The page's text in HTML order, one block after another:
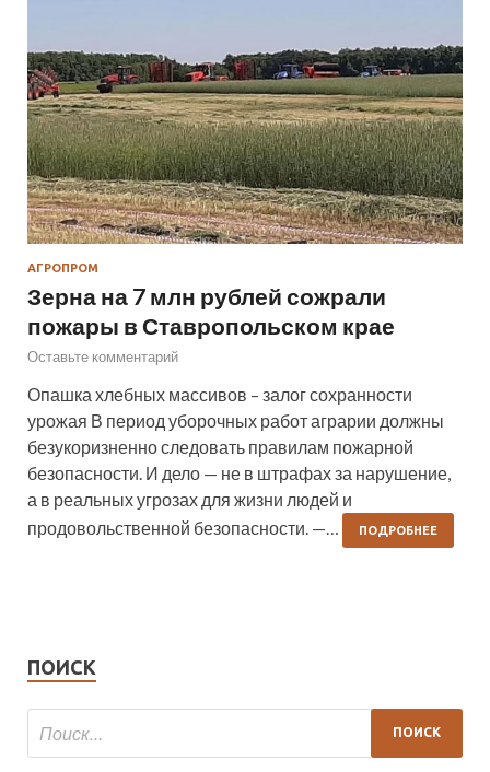
АГРОПРОМ
Зерна на 7 млн рублей сожрали
пожары в Ставропольском крае
Оставьте комментарий
Опашка хлебных массивов – залог сохранности
урожая В период уборочных работ аграрии должны
безукоризненно следовать правилам пожарной
безопасности. И дело — не в штрафах за нарушение,
а в реальных угрозах для жизни людей и
продовольственной безопасности. —…
ПОДРОБНЕЕ
ПОИСК